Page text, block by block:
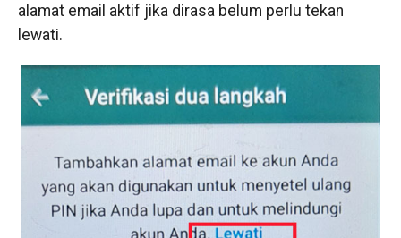
alamat email aktif jika dirasa belum perlu tekan
lewati.